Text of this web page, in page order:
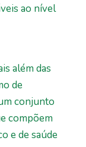
ao nível
além das
de
conjunto
compõem
e de saúde